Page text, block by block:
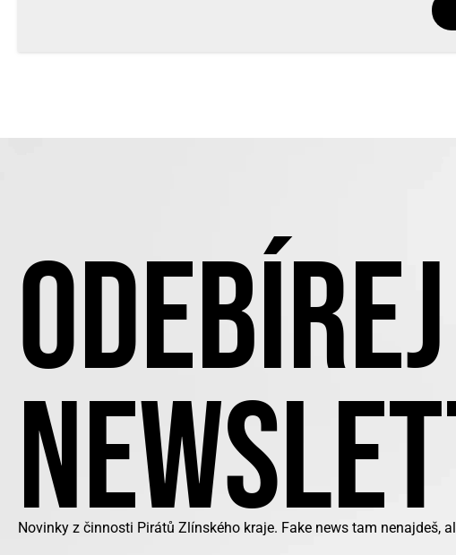
Novinky z činnosti Pirátů Zlínského kraje. Fake news tam nenajdeš,